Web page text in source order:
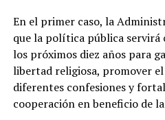
En el primer caso, la
que la política pública servirá
los próximos diez años para
libertad religiosa, promover
diferentes confesiones y
cooperación en beneficio de